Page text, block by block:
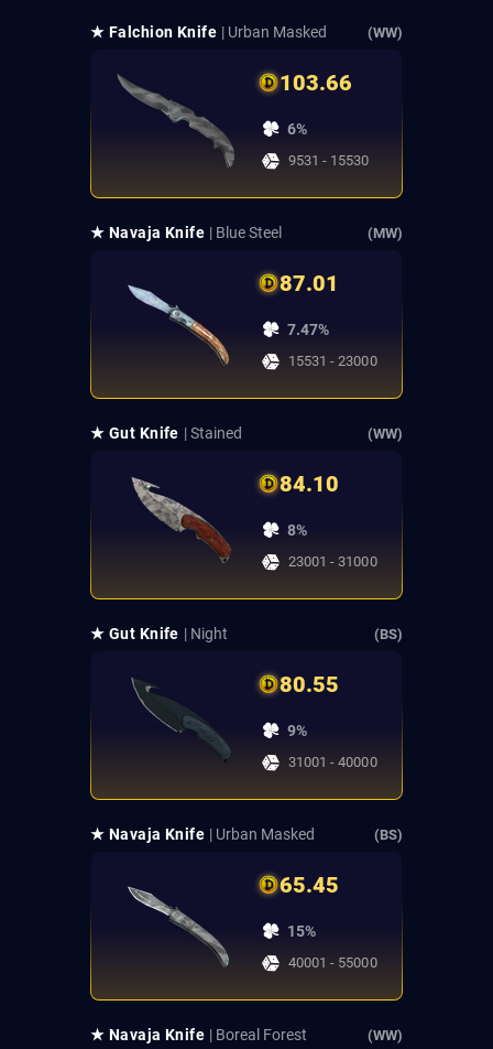
★ Falchion Knife | Urban Masked (WW)
103.66
6%
9531 - 15530
★ Navaja Knife | Blue Steel (MW)
87.01
7.47%
15531 - 23000
★ Gut Knife | Stained (WW)
84.10
8%
23001 - 31000
★ Gut Knife | Night (BS)
80.55
9%
31001 - 40000
★ Navaja Knife | Urban Masked (BS)
65.45
15%
40001 - 55000
★ Navaja Knife | Boreal Forest (WW)